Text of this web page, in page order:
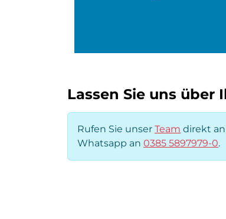
Lassen Sie uns über
Rufen Sie unser Team direkt
Whatsapp an 0385 5897979-0.